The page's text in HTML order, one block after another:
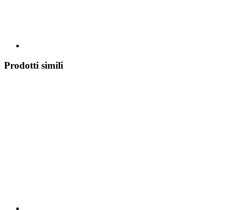
Prodotti simili